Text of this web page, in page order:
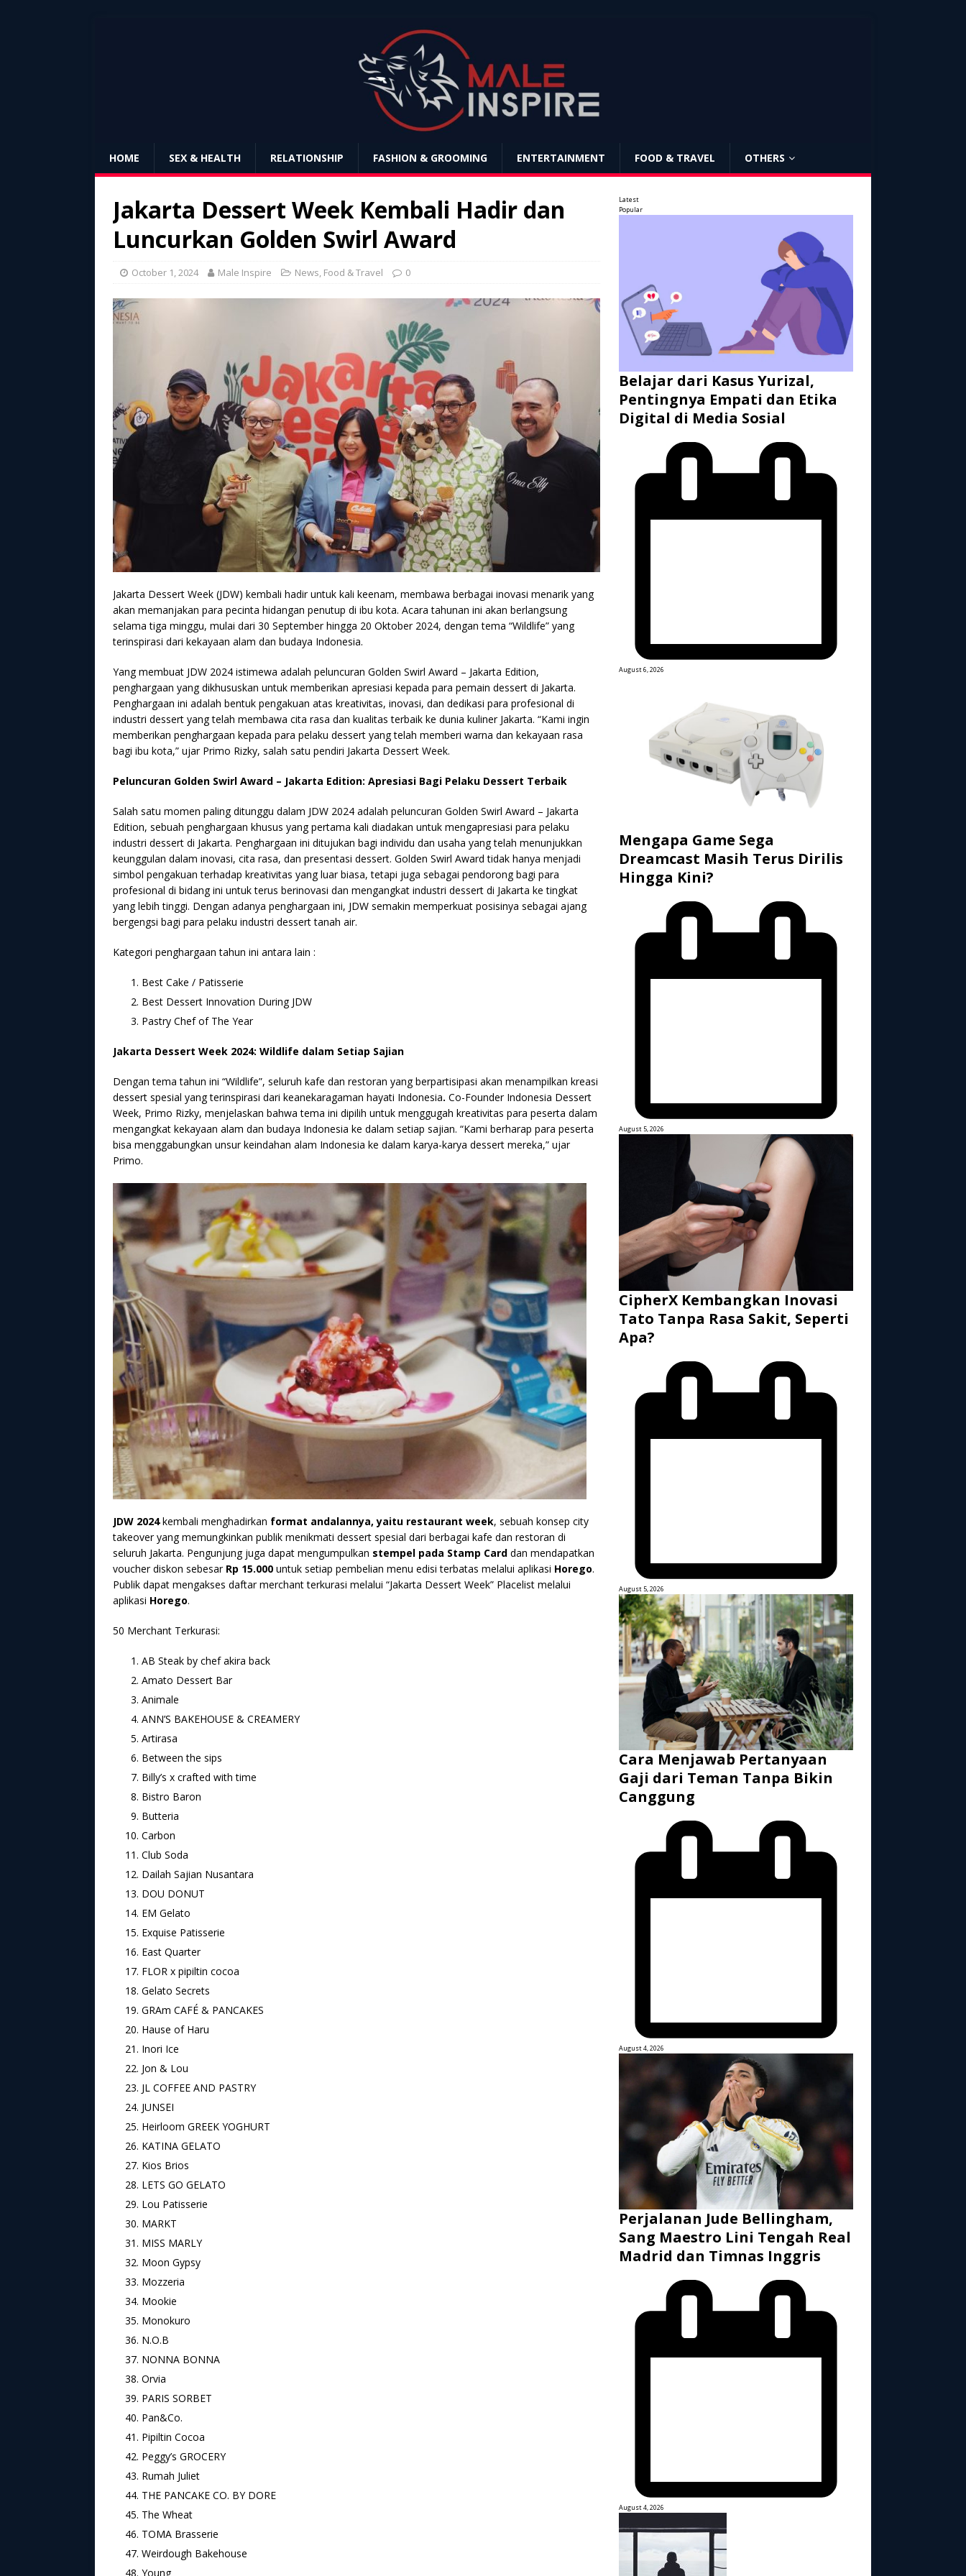
HOME SEX & HEALTH RELATIONSHIP FASHION & GROOMING ENTERTAINMENT FOOD & TRAVEL OTHERS
Jakarta Dessert Week Kembali Hadir dan
Luncurkan Golden Swirl Award
October 1, 2024 Male Inspire News, Food & Travel 0
Jakarta Dessert Week (JDW) kembali hadir untuk kali keenam, membawa berbagai inovasi menarik yang
akan memanjakan para pecinta hidangan penutup di ibu kota. Acara tahunan ini akan berlangsung
selama tiga minggu, mulai dari 30 September hingga 20 Oktober 2024, dengan tema “Wildlife” yang
terinspirasi dari kekayaan alam dan budaya Indonesia.
Yang membuat JDW 2024 istimewa adalah peluncuran Golden Swirl Award – Jakarta Edition,
penghargaan yang dikhususkan untuk memberikan apresiasi kepada para pemain dessert di Jakarta.
Penghargaan ini adalah bentuk pengakuan atas kreativitas, inovasi, dan dedikasi para profesional di
industri dessert yang telah membawa cita rasa dan kualitas terbaik ke dunia kuliner Jakarta. “Kami ingin
memberikan penghargaan kepada para pelaku dessert yang telah memberi warna dan kekayaan rasa
bagi ibu kota,” ujar Primo Rizky, salah satu pendiri Jakarta Dessert Week.
Peluncuran Golden Swirl Award – Jakarta Edition: Apresiasi Bagi Pelaku Dessert Terbaik
Salah satu momen paling ditunggu dalam JDW 2024 adalah peluncuran Golden Swirl Award – Jakarta
Edition, sebuah penghargaan khusus yang pertama kali diadakan untuk mengapresiasi para pelaku
industri dessert di Jakarta. Penghargaan ini ditujukan bagi individu dan usaha yang telah menunjukkan
keunggulan dalam inovasi, cita rasa, dan presentasi dessert. Golden Swirl Award tidak hanya menjadi
simbol pengakuan terhadap kreativitas yang luar biasa, tetapi juga sebagai pendorong bagi para
profesional di bidang ini untuk terus berinovasi dan mengangkat industri dessert di Jakarta ke tingkat
yang lebih tinggi. Dengan adanya penghargaan ini, JDW semakin memperkuat posisinya sebagai ajang
bergengsi bagi para pelaku industri dessert tanah air.
Kategori penghargaan tahun ini antara lain :
Best Cake / Patisserie
Best Dessert Innovation During JDW
Pastry Chef of The Year
Jakarta Dessert Week 2024: Wildlife dalam Setiap Sajian
Dengan tema tahun ini “Wildlife”, seluruh kafe dan restoran yang berpartisipasi akan menampilkan kreasi
dessert spesial yang terinspirasi dari keanekaragaman hayati Indonesia. Co-Founder Indonesia Dessert
Week, Primo Rizky, menjelaskan bahwa tema ini dipilih untuk menggugah kreativitas para peserta dalam
mengangkat kekayaan alam dan budaya Indonesia ke dalam setiap sajian. “Kami berharap para peserta
bisa menggabungkan unsur keindahan alam Indonesia ke dalam karya-karya dessert mereka,” ujar
Primo.
JDW 2024kembali menghadirkan format andalannya, yaitu restaurant week, sebuah konsep city
takeover yang memungkinkan publik menikmati dessert spesial dari berbagai kafe dan restoran di
seluruh Jakarta. Pengunjung juga dapat mengumpulkan stempel pada Stamp Card dan mendapatkan
voucher diskon sebesar Rp 15.000 untuk setiap pembelian menu edisi terbatas melalui aplikasi Horego.
Publik dapat mengakses daftar merchant terkurasi melalui “Jakarta Dessert Week” Placelist melalui
aplikasi Horego.
50 Merchant Terkurasi:
AB Steak by chef akira back
Amato Dessert Bar
Animale
ANN’S BAKEHOUSE & CREAMERY
Artirasa
Between the sips
Billy’s x crafted with time
Bistro Baron
Butteria
Carbon
Club Soda
Dailah Sajian Nusantara
DOU DONUT
EM Gelato
Exquise Patisserie
East Quarter
FLOR x pipiltin cocoa
Gelato Secrets
GRAm CAFÉ & PANCAKES
Hause of Haru
Inori Ice
Jon & Lou
JL COFFEE AND PASTRY
JUNSEI
Heirloom GREEK YOGHURT
KATINA GELATO
Kios Brios
LETS GO GELATO
Lou Patisserie
MARKT
MISS MARLY
Moon Gypsy
Mozzeria
Mookie
Monokuro
N.O.B
NONNA BONNA
Orvia
PARIS SORBET
Pan&Co.
Pipiltin Cocoa
Peggy’s GROCERY
Rumah Juliet
THE PANCAKE CO. BY DORE
The Wheat
TOMA Brasserie
Weirdough Bakehouse
Young
Latest
Popular
Belajar dari Kasus Yurizal,
Pentingnya Empati dan Etika
Digital di Media Sosial
August 6, 2026
Mengapa Game Sega
Dreamcast Masih Terus Dirilis
Hingga Kini?
August 5, 2026
CipherX Kembangkan Inovasi
Tato Tanpa Rasa Sakit, Seperti
Apa?
August 5, 2026
Cara Menjawab Pertanyaan
Gaji dari Teman Tanpa Bikin
Canggung
August 4, 2026
Perjalanan Jude Bellingham,
Sang Maestro Lini Tengah Real
Madrid dan Timnas Inggris
August 4, 2026